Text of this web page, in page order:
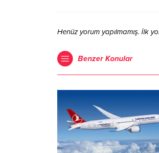
Henüz yorum yapılmamış. İlk
Benzer Konular